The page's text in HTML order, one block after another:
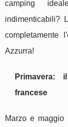
camping
indimenticabili?
completamente
Azzurra!
Primavera:
francese
Marzo e